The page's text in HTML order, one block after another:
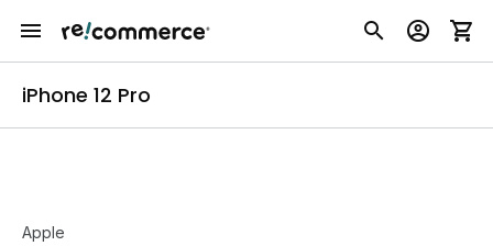
iPhone 12 Pro
Apple